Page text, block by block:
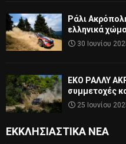
Ράλι
ελληνικά
30 Ιουνίου
ΕΚΟ ΡΑΛΛΥ
συμμετοχές
25 Ιουνίου
ΕΚΚΛΗΣΙΑΣΤΙΚΆ ΝΈΑ